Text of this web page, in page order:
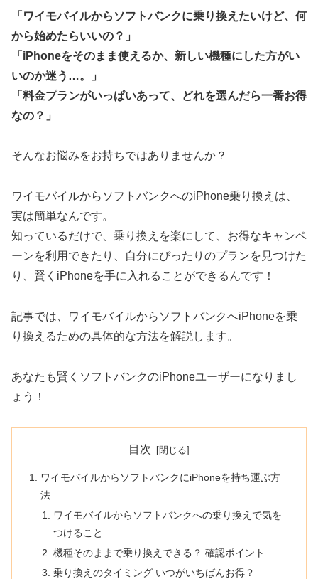
「ワイモバイルからソフトバンクに乗り換えたいけど、何
から始めたらいいの？」
「iPhoneをそのまま使えるか、新しい機種にした方がい
いのか迷う…。」
「料金プランがいっぱいあって、どれを選んだら一番お得
なの？」
そんなお悩みをお持ちではありませんか？
ワイモバイルからソフトバンクへのiPhone乗り換えは、
実は簡単なんです。
知っているだけで、乗り換えを楽にして、お得なキャンペ
ーンを利用できたり、自分にぴったりのプランを見つけた
り、賢くiPhoneを手に入れることができるんです！
記事では、ワイモバイルからソフトバンクへiPhoneを乗
り換えるための具体的な方法を解説します。
あなたも賢くソフトバンクのiPhoneユーザーになりまし
ょう！
目次
ワイモバイルからソフトバンクにiPhoneを持ち運ぶ方
法
ワイモバイルからソフトバンクへの乗り換えで気を
つけること
機種そのままで乗り換えできる？ 確認ポイント
乗り換えのタイミング いつがいちばんお得？